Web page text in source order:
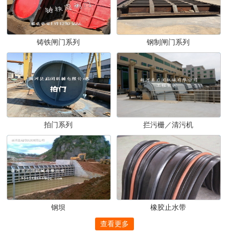
铸铁闸门系列 钢制闸门系列
拍门系列 拦污栅／清污机
钢坝 橡胶止水带
查看更多